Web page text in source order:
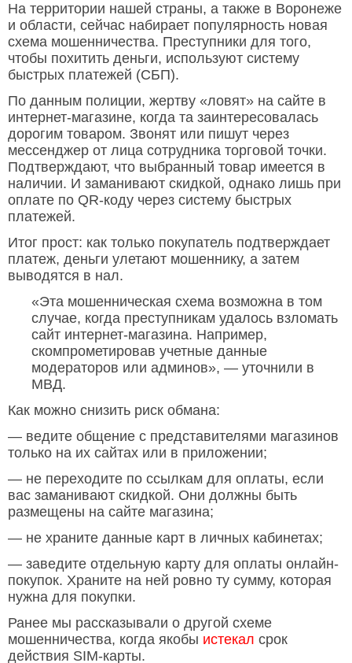
На территории нашей страны, а также в Воронеже
и области, сейчас набирает популярность новая
схема мошенничества. Преступники для того,
чтобы похитить деньги, используют систему
быстрых платежей (СБП).
По данным полиции, жертву «ловят» на сайте в
интернет-магазине, когда та заинтересовалась
дорогим товаром. Звонят или пишут через
мессенджер от лица сотрудника торговой точки.
Подтверждают, что выбранный товар имеется в
наличии. И заманивают скидкой, однако лишь при
оплате по QR-коду через систему быстрых
платежей.
Итог прост: как только покупатель подтверждает
платеж, деньги улетают мошеннику, а затем
выводятся в нал.
«Эта мошенническая схема возможна в том
случае, когда преступникам удалось взломать
сайт интернет-магазина. Например,
скомпрометировав учетные данные
модераторов или админов», — уточнили в
МВД.
Как можно снизить риск обмана:
— ведите общение с представителями магазинов
только на их сайтах или в приложении;
— не переходите по ссылкам для оплаты, если
вас заманивают скидкой. Они должны быть
размещены на сайте магазина;
— не храните данные карт в личных кабинетах;
— заведите отдельную карту для оплаты онлайн-
покупок. Храните на ней ровно ту сумму, которая
нужна для покупки.
Ранее мы рассказывали о другой схеме
мошенничества, когда якобы истекал срок
действия SIM-карты.